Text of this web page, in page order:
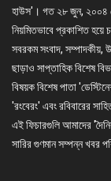
হাউস'। গত ২৮ জুন, ২০০৪
নিয়মিতভাবে প্রকাশিত
সবরকম সংবাদ, সম্পাদকীয়,
ছাড়াও সাপ্তাহিক বিশেষ
বিষয়ক বিশেষ পাতা
'রংবেরং' এবং রবিবারের
এই ফিচারগুলি আমাদের
সারির গুণমান সম্পন্ন খবর